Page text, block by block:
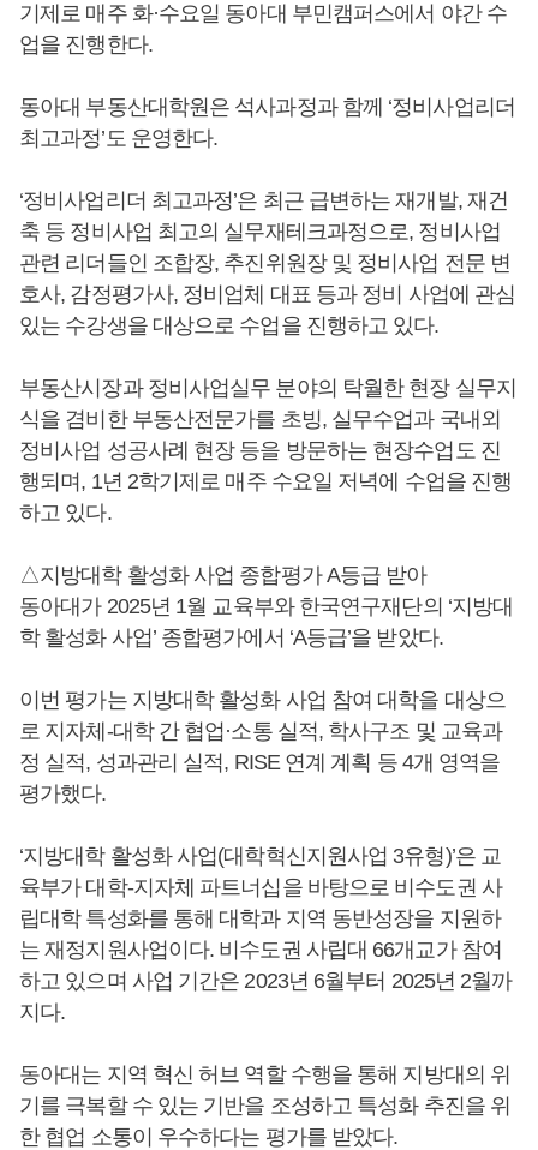
기제로 매주 화·수요일 동아대 부민캠퍼스에서 야간 수
업을 진행한다.
동아대 부동산대학원은 석사과정과 함께 ‘정비사업리더
최고과정’도 운영한다.
‘정비사업리더 최고과정’은 최근 급변하는 재개발, 재건
축 등 정비사업 최고의 실무재테크과정으로, 정비사업
관련 리더들인 조합장, 추진위원장 및 정비사업 전문 변
호사, 감정평가사, 정비업체 대표 등과 정비 사업에 관심
있는 수강생을 대상으로 수업을 진행하고 있다.
부동산시장과 정비사업실무 분야의 탁월한 현장 실무지
식을 겸비한 부동산전문가를 초빙, 실무수업과 국내외
정비사업 성공사례 현장 등을 방문하는 현장수업도 진
행되며, 1년 2학기제로 매주 수요일 저녁에 수업을 진행
하고 있다.
△지방대학 활성화 사업 종합평가 A등급 받아
동아대가 2025년 1월 교육부와 한국연구재단의 ‘지방대
학 활성화 사업’ 종합평가에서 ‘A등급’을 받았다.
이번 평가는 지방대학 활성화 사업 참여 대학을 대상으
로 지자체-대학 간 협업·소통 실적, 학사구조 및 교육과
정 실적, 성과관리 실적, RISE 연계 계획 등 4개 영역을
평가했다.
‘지방대학 활성화 사업(대학혁신지원사업 3유형)’은 교
육부가 대학-지자체 파트너십을 바탕으로 비수도권 사
립대학 특성화를 통해 대학과 지역 동반성장을 지원하
는 재정지원사업이다. 비수도권 사립대 66개교가 참여
하고 있으며 사업 기간은 2023년 6월부터 2025년 2월까
지다.
동아대는 지역 혁신 허브 역할 수행을 통해 지방대의 위
기를 극복할 수 있는 기반을 조성하고 특성화 추진을 위
한 협업 소통이 우수하다는 평가를 받았다.